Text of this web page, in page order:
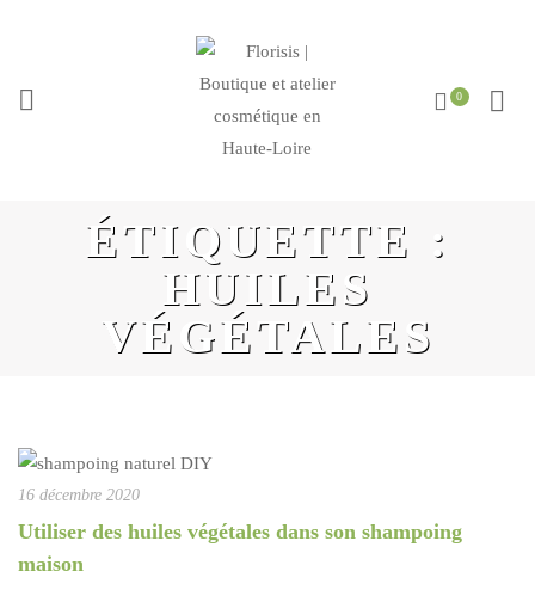
ÉTIQUETTE :
HUILES
VÉGÉTALES
16 décembre 2020
Utiliser des huiles végétales dans son shampoing
maison